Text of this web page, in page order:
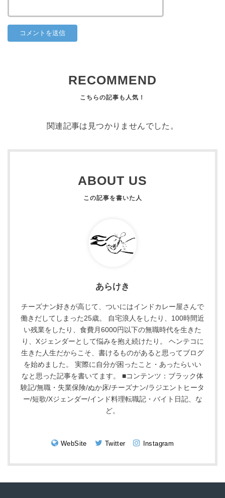
RECOMMEND
関連記事は見つかりませんでした。
ABOUT US
あらけき
チーズナン好きが高じて、ついにはインドカレー屋さんで
働きだしてしまった25歳。 自宅浪人をしたり、100時間近
い残業をしたり、食費月6000円以下の無職時代を生きた
り、Xジェンダーとして悩みを抱え続けたり。 ヘンテコに
生きた人生だからこそ、書けるものがあると思ってブログ
を始めました。 実際に自分が困ったこと・あったらいい
なと思った記事を書いてます。 ■コンテンツ：ブラック体
験記/無職・失業保険/ぬか床/チーズナン/ラジエントヒータ
ー/短歌/Xジェンダー/インド料理転職記・バイト日記、な
ど。
WebSite Twitter Instagram